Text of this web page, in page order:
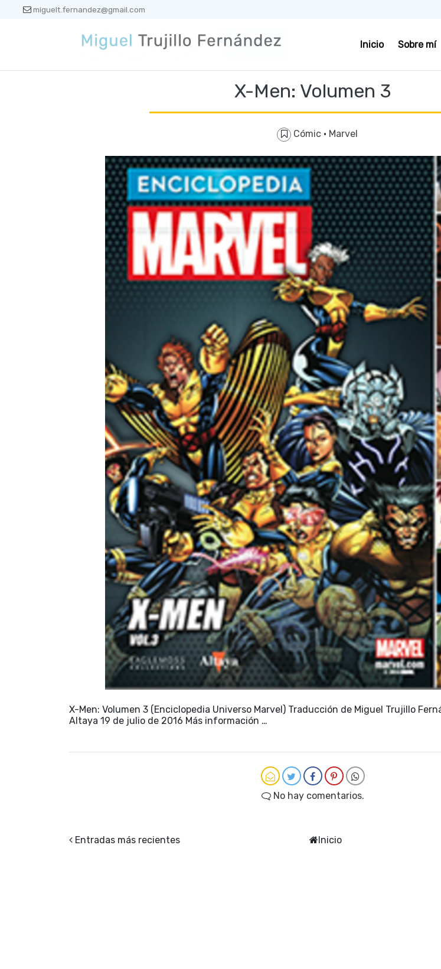
miguelt.fernandez@gmail.com
Inicio Sobre mí
X-Men: Volumen 3
Cómic · Marvel
X-Men: Volumen 3 (Enciclopedia Universo Marvel) Traducción de Miguel Trujillo
Altaya 19 de julio de 2016 Más información …
No hay comentarios.
Entradas más recientes Inicio